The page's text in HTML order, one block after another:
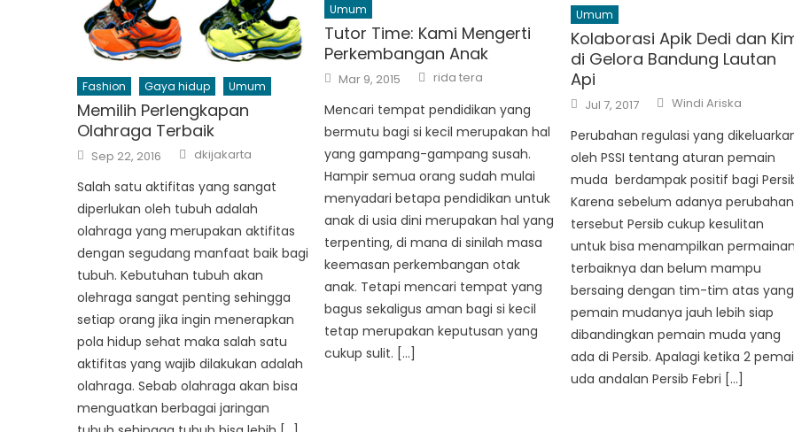
Fashion Gaya hidup Umum
Memilih Perlengkapan
Olahraga Terbaik
Posted
on
Sep 22, 2016 Author
dkijakarta
Salah satu aktifitas yang sangat
diperlukan oleh tubuh adalah
olahraga yang merupakan aktifitas
dengan segudang manfaat baik bagi
tubuh. Kebutuhan tubuh akan
olehraga sangat penting sehingga
setiap orang jika ingin menerapkan
pola hidup sehat maka salah satu
aktifitas yang wajib dilakukan adalah
olahraga. Sebab olahraga akan bisa
menguatkan berbagai jaringan
Umum
Tutor Time: Kami Mengerti
Perkembangan Anak
Posted
on
Mar 9, 2015 Author
rida tera
Mencari tempat pendidikan yang
bermutu bagi si kecil merupakan hal
yang gampang-gampang susah.
Hampir semua orang sudah mulai
menyadari betapa pendidikan untuk
anak di usia dini merupakan hal yang
terpenting, di mana di sinilah masa
keemasan perkembangan otak
anak. Tetapi mencari tempat yang
bagus sekaligus aman bagi si kecil
tetap merupakan keputusan yang
cukup sulit. […]
Umum
Kolaborasi Apik Dedi dan
di Gelora Bandung Lautan
Api
Posted
on
Jul 7, 2017 Author
Windi Ariska
Perubahan regulasi yang
oleh PSSI tentang aturan pemain
muda berdampak positif bagi
Karena sebelum adanya perubahan
tersebut Persib cukup kesulitan
untuk bisa menampilkan permainan
terbaiknya dan belum mampu
bersaing dengan tim-tim atas yang
pemain mudanya jauh lebih siap
dibandingkan pemain muda yang
ada di Persib. Apalagi ketika 2
uda andalan Persib Febri […]